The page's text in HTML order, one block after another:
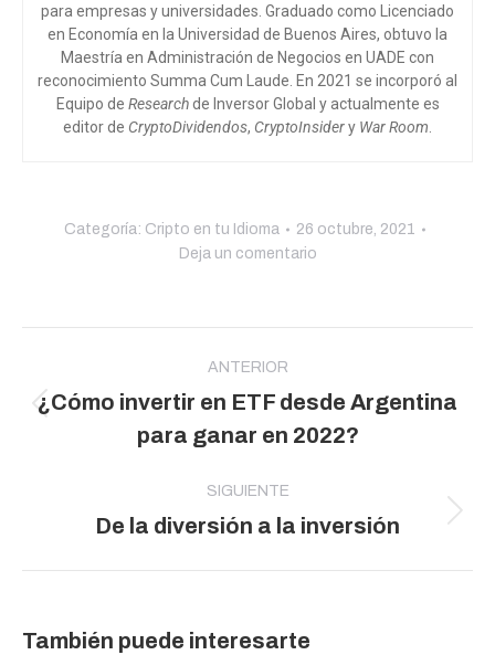
para empresas y universidades. Graduado como Licenciado
en Economía en la Universidad de Buenos Aires, obtuvo la
Maestría en Administración de Negocios en UADE con
reconocimiento Summa Cum Laude. En 2021 se incorporó al
Equipo de Researchde Inversor Global y actualmente es
editor de CryptoDividendos, CryptoInsidery War Room
Categoría: Cripto en tu Idioma
26 octubre, 2021
Deja un comentario
publicaciones
ANTERIOR
Publicación
anterior:
¿Cómo invertir en ETF desde Argentina
para ganar en 2022?
SIGUIENTE
Publicación
De la diversión a la inversión
También puede interesarte